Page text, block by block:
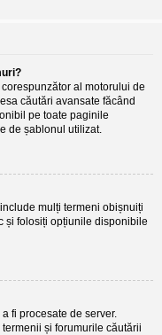
al motorului de
căutări avansate făcând
pe toate paginile
de șablonul utilizat.
mulți termeni obișnuiți
și folosiți opțiunile disponibile
fi procesate de server.
și forumurile căutării